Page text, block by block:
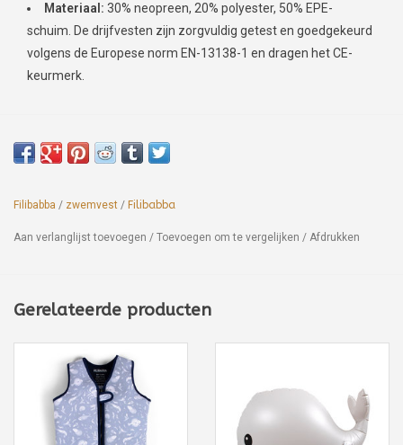
Materiaal: 30% neopreen, 20% polyester, 50% EPE-
schuim. De drijfvesten zijn zorgvuldig getest en goedgekeurd
volgens de Europese norm EN-13138-1 en dragen het CE-
keurmerk.
Filibabba / zwemvest / Filibabba
Aan verlanglijst toevoegen / Toevoegen om te vergelijken / Afdrukken
Gerelateerde producten